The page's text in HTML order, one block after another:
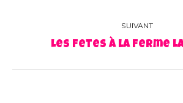
:
SUIVANT
Album
Les fetes à la ferme